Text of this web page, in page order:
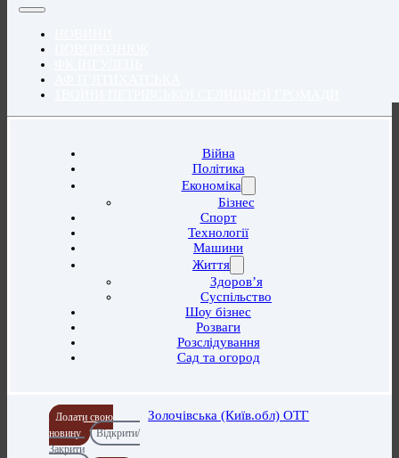
Війна
Політика
Економіка
Бізнес
Спорт
Технології
Машини
Життя
Здоров’я
Суспільство
Шоу бізнес
Розваги
Розслідування
Сад та огород
Додати свою
новину
Відкрити/
Закрити
Золочівська (Київ.обл) ОТГ